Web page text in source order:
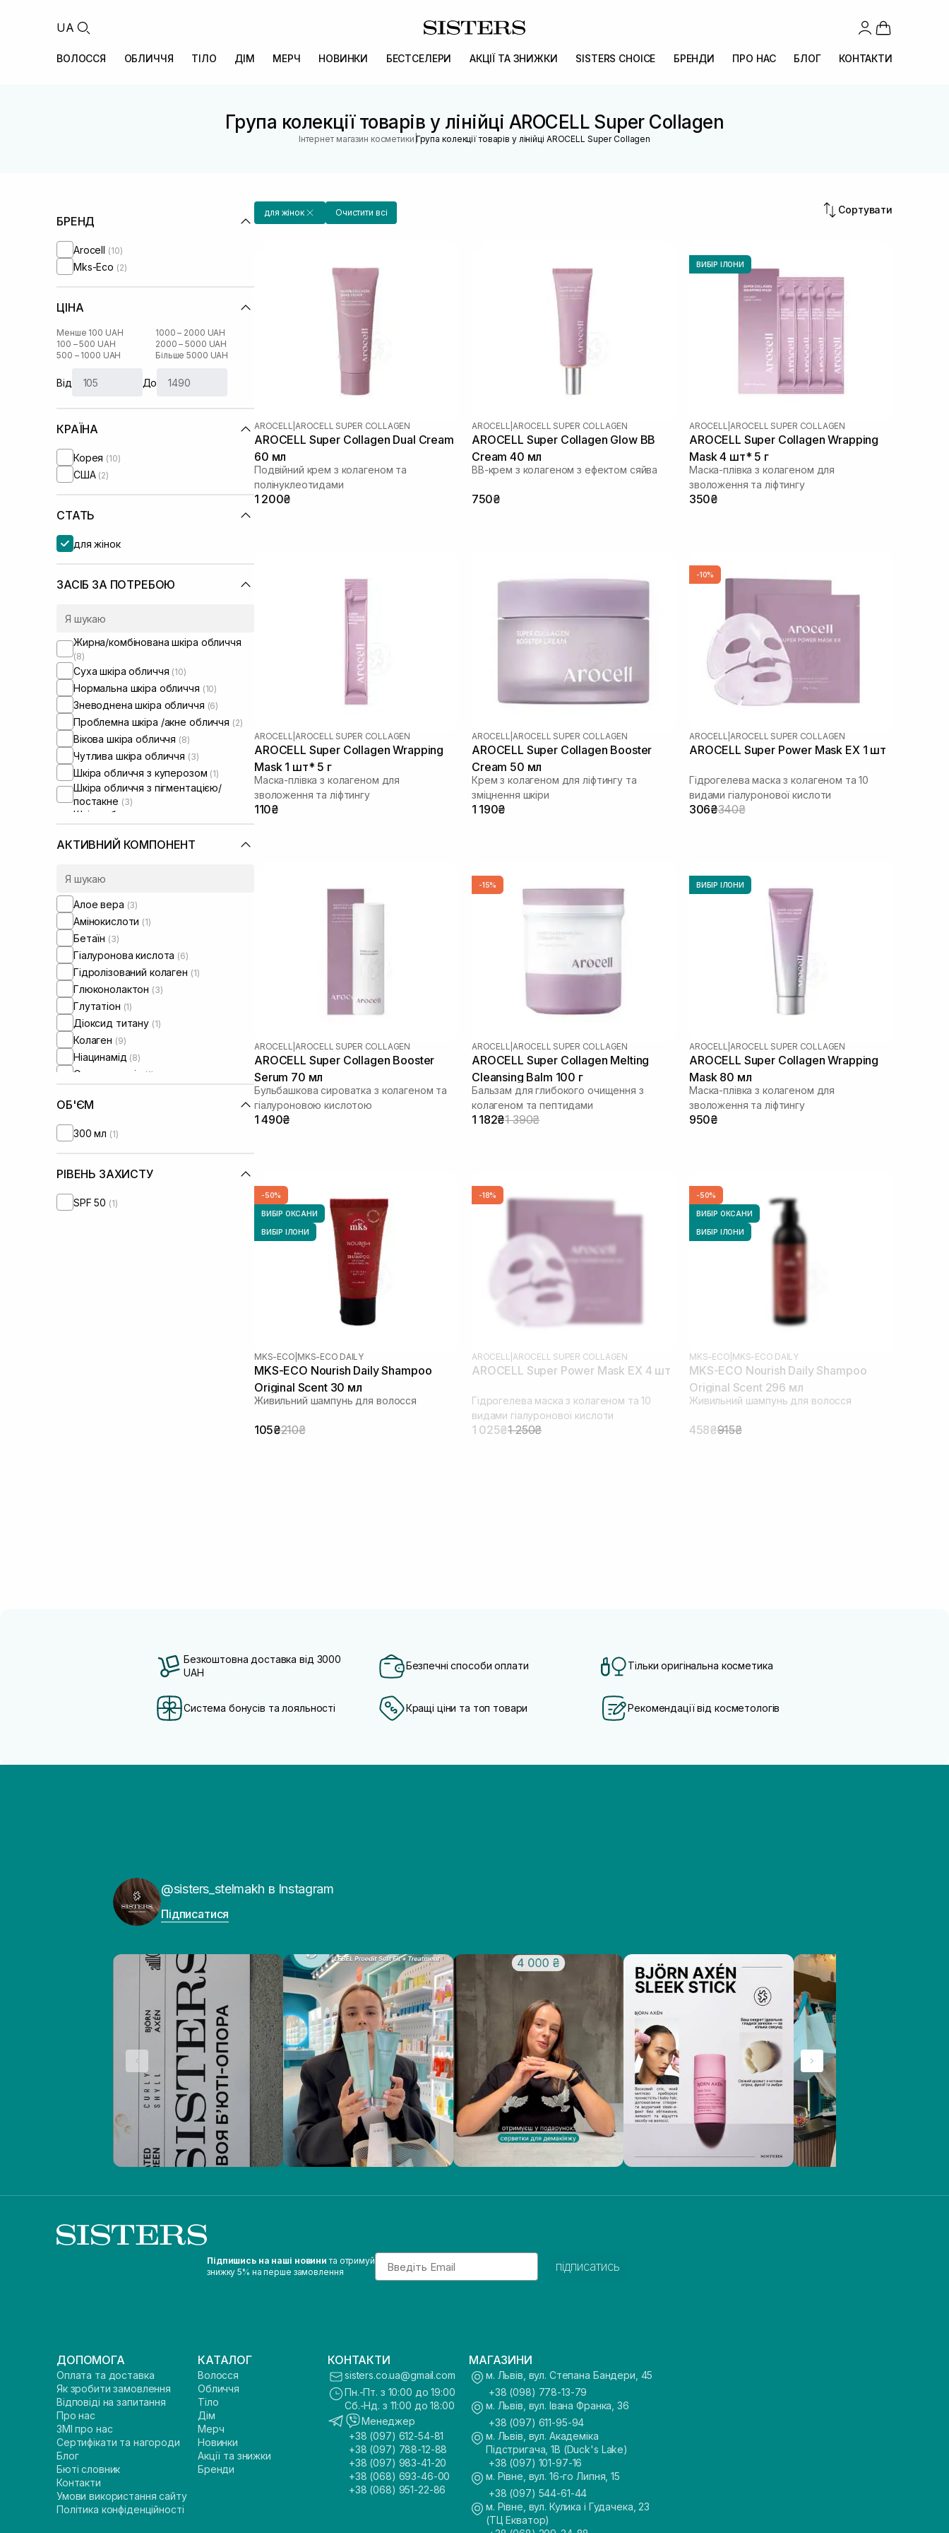
UA
ВОЛОССЯ ОБЛИЧЧЯ ТІЛО ДІМ МЕРЧ НОВИНКИ БЕСТСЕЛЕРИ АКЦІЇ ТА ЗНИЖКИ SISTERS CHOICE БРЕНДИ ПРО НАС БЛОГ КОНТАКТИ
Група колекції товарів у лінійці AROCELL Super Collagen
Інтернет магазин косметики |Група колекції товарів у лінійці AROCELL Super Collagen
БРЕНД
Arocell (10)
Mks-Eco (2)
ЦІНА
Менше 100 UAH
100 – 500 UAH
500 – 1000 UAH
1000 – 2000 UAH
2000 – 5000 UAH
Більше 5000 UAH
Від До
КРАЇНА
Корея (10)
США (2)
СТАТЬ
для жінок
ЗАСІБ ЗА ПОТРЕБОЮ
Жирна/комбінована шкіра обличчя
(8)
Суха шкіра обличчя (10)
Нормальна шкіра обличчя (10)
Зневоднена шкіра обличчя (6)
Проблемна шкіра /акне обличчя (2)
Вікова шкіра обличчя (8)
Чутлива шкіра обличчя (3)
Шкіра обличчя з куперозом (1)
Шкіра обличчя з пігментацією/
постакне (3)
Шкіра обличчя з розширеними
порами
Шкіра обличчя з порушеним
мікробіомом
Пошкоджене волосся
АКТИВНИЙ КОМПОНЕНТ
Алое вера (3)
Амінокислоти (1)
Бетаїн (3)
Гіалуронова кислота (6)
Гідролізований колаген (1)
Глюконолактон (3)
Глутатіон (1)
Діоксид титану (1)
Колаген (9)
Ніацинамід (8)
Оливкова олія (1)
Олія жожоба
Олія насіння конопель
Пептиди(6)
Протеїни пшениці
ОБ'ЄМ
300 мл (1)
РІВЕНЬ ЗАХИСТУ
SPF 50 (1)
для жінок Очистити всі Сортувати
AROCELL AROCELL SUPER COLLAGEN
AROCELL Super Collagen Dual Cream
60 мл
Подвійний крем з колагеном та
полінуклеотидами
1 200₴
AROCELL AROCELL SUPER COLLAGEN
AROCELL Super Collagen Glow BB
Cream 40 мл
ВВ-крем з колагеном з ефектом сяйва
750₴
ВИБІР ІЛОНИ
AROCELL AROCELL SUPER COLLAGEN
AROCELL Super Collagen Wrapping
Mask 4 шт* 5 г
Маска-плівка з колагеном для
зволоження та ліфтингу
350₴
AROCELL AROCELL SUPER COLLAGEN
AROCELL Super Collagen Wrapping
Mask 1 шт* 5 г
Маска-плівка з колагеном для
зволоження та ліфтингу
110₴
AROCELL AROCELL SUPER COLLAGEN
AROCELL Super Collagen Booster
Cream 50 мл
Крем з колагеном для ліфтингу та
зміцнення шкіри
1 190₴
-10%
AROCELL AROCELL SUPER COLLAGEN
AROCELL Super Power Mask EX 1 шт
Гідрогелева маска з колагеном та 10
видами гіалуронової кислоти
306₴340₴
AROCELL AROCELL SUPER COLLAGEN
AROCELL Super Collagen Booster
Serum 70 мл
Бульбашкова сироватка з колагеном та
гіалуроновою кислотою
1 490₴
-15%
AROCELL AROCELL SUPER COLLAGEN
AROCELL Super Collagen Melting
Cleansing Balm 100 г
Бальзам для глибокого очищення з
колагеном та пептидами
1 182₴1 390₴
ВИБІР ІЛОНИ
AROCELL AROCELL SUPER COLLAGEN
AROCELL Super Collagen Wrapping
Mask 80 мл
Маска-плівка з колагеном для
зволоження та ліфтингу
950₴
-50%
ВИБІР ОКСАНИ
ВИБІР ІЛОНИ
MKS-ECO MKS-ECO DAILY
MKS-ECO Nourish Daily Shampoo
Original Scent 30 мл
Живильний шампунь для волосся
105₴210₴
-18%
AROCELL AROCELL SUPER COLLAGEN
AROCELL Super Power Mask EX 4 шт
Гідрогелева маска з колагеном та 10
видами гіалуронової кислоти
1 025₴1 250₴
-50%
ВИБІР ОКСАНИ
ВИБІР ІЛОНИ
MKS-ECO MKS-ECO DAILY
MKS-ECO Nourish Daily Shampoo
Original Scent 296 мл
Живильний шампунь для волосся
458₴915₴
Безкоштовна доставка від 3000
UAH
Безпечні способи оплати Тільки оригінальна косметика
Система бонусів та лояльності Кращі ціни та топ товари Рекомендації від косметологів
@sisters_stelmakh в Instagram
Підписатися
Підпишись на наші новини та отримуй
знижку 5% на перше замовлення
Email
підписатись
ДОПОМОГА
Оплата та доставка
Як зробити замовлення
Відповіді на запитання
Про нас
ЗМІ про нас
Сертифікати та нагороди
Блог
Бюті словник
Контакти
Умови використання сайту
Політика конфіденційності
КАТАЛОГ
Волосся
Обличчя
Тіло
Дім
Мерч
Новинки
Акції та знижки
Бренди
КОНТАКТИ
sisters.co.ua@gmail.com
Пн.-Пт. з 10:00 до 19:00
Сб.-Нд. з 11:00 до 18:00
Менеджер
+38 (097) 612-54-81
+38 (097) 788-12-88
+38 (097) 983-41-20
+38 (068) 693-46-00
+38 (068) 951-22-86
МАГАЗИНИ
м. Львів, вул. Степана Бандери, 45
+38 (098) 778-13-79
м. Львів, вул. Івана Франка, 36
+38 (097) 611-95-94
м. Львів, вул. Академіка
Підстригача, 1В (Duck's Lake)
+38 (097) 101-97-16
м. Рівне, вул. 16-го Липня, 15
+38 (097) 544-61-44
м. Рівне, вул. Кулика і Гудачека, 23
(ТЦ Екватор)